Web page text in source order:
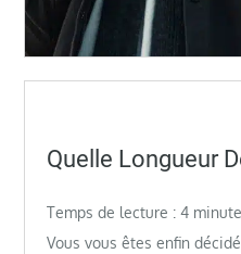
on
Quelle Longueur
Temps de lecture :4
Vous vous êtes enfin